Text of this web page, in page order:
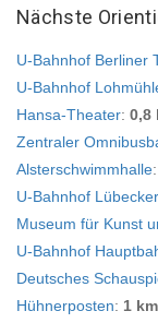
Nächste
U-Bahnhof Berliner
U-Bahnhof
Hansa-Theater: 0,8
Zentraler
Alsterschwimmhalle:
U-Bahnhof
Museum für Kunst
U-Bahnhof
Deutsches
Hühnerposten: 1 km